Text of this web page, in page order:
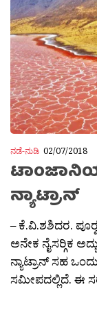
ನಡೆ-ನುಡಿ 02/07/2018
ನ್ಯಾಟ್ರಾನ್
– ಕೆ.ವಿ.ಶಶಿದರ.
ಅನೇಕ ನೈಸರ‍್ಗಿಕ
ನ್ಯಾಟ್ರಾನ್ ಸಹ
ಸಮೀಪದಲ್ಲಿದೆ. ಈ